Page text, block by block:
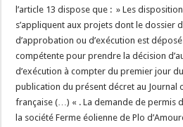
l’article 13 dispose que : » Les
s’appliquent aux projets dont le dossier
d’approbation ou d’exécution est
compétente pour prendre la décision
d’exécution à compter du premier jour
publication du présent décret au Journal
française (…) « . La demande de permis
la société Ferme éolienne de Plo